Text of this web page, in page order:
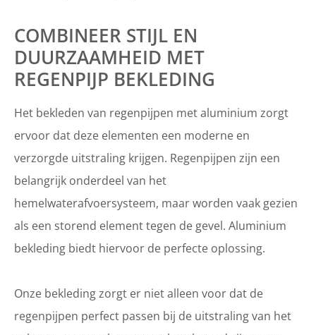
COMBINEER STIJL EN
DUURZAAMHEID MET
REGENPIJP BEKLEDING
Het bekleden van regenpijpen met aluminium zorgt
ervoor dat deze elementen een moderne en
verzorgde uitstraling krijgen. Regenpijpen zijn een
belangrijk onderdeel van het
hemelwaterafvoersysteem, maar worden vaak gezien
als een storend element tegen de gevel. Aluminium
bekleding biedt hiervoor de perfecte oplossing.
Onze bekleding zorgt er niet alleen voor dat de
regenpijpen perfect passen bij de uitstraling van het